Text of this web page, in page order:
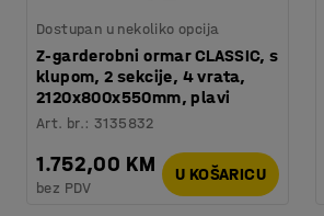
Dostupan u nekoliko opcija
Z-garderobni ormar CLASSIC, s
klupom, 2 sekcije, 4 vrata,
2120x800x550mm, plavi
Art. br.:3135832
1.752,00 KM
bez PDV
U KOŠARICU